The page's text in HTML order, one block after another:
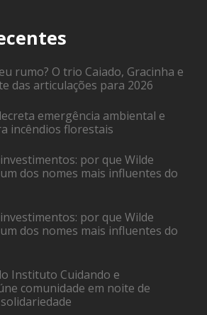
rumo? O trio Caiado, Gracinha e
das articulações para 2026
emergência ambiental e
incêndios florestais
por que Wilde
dos nomes mais influentes do
por que Wilde
dos nomes mais influentes do
Instituto Cuidando e
comunidade em noite de